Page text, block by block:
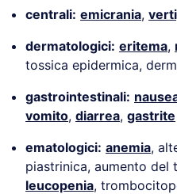
centrali: emicrania,
dermatologici: eritema,
tossica epidermica,
gastrointestinali:
vomito, diarrea, gastrite
ematologici: anemia,
piastrinica, aumento del
leucopenia,